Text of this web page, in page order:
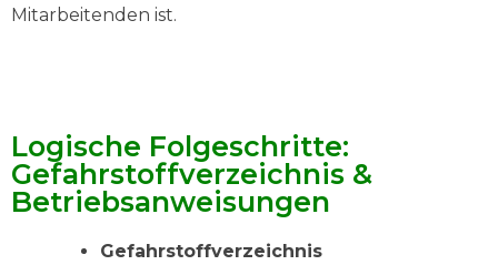
Mitarbeitenden ist.
Logische Folgeschritte:
Gefahrstoffverzeichnis &
Betriebsanweisungen
Gefahrstoffverzeichnis